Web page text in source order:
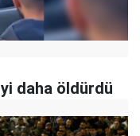
daha öldürdü